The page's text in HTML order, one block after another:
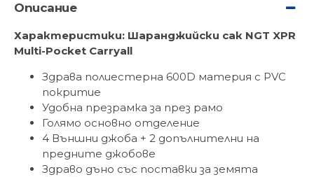
Описание
Характеристики: Шаранджийски сак NGT XPR
Multi-Pocket Carryall
Здрава полиестерна 600D материя с PVC
покритие
Удобна презрамка за през рамо
Голямо основно отделение
4 Външни джоба + 2 допълнителни на
предните джобове
Здраво дъно със поставки за земята